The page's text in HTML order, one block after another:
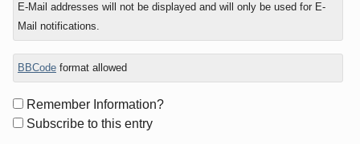
E-Mail addresses will not be displayed and will only be used for E-
Mail notifications.
BBCodeformat allowed
Form
options
Remember Information?
Subscribe to this entry